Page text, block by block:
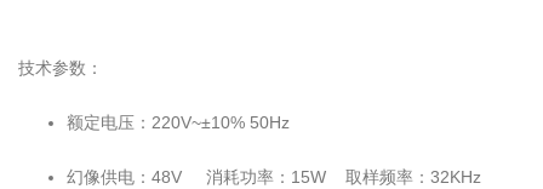
技术参数：
额定电压：220V~±10% 50Hz
幻像供电：48V 消耗功率：15W 取样频率：32KHz